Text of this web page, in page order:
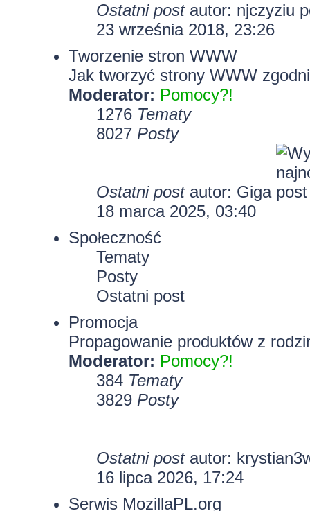
Ostatni postautor: njczyziu
23 września 2018, 23:26
Tworzenie stron WWW
Jak tworzyć strony WWW
Moderator: Pomocy?!
1276 Tematy
8027 Posty
Ostatni postautor: Giga
18 marca 2025, 03:40
Społeczność
Tematy
Posty
Ostatni post
Promocja
Propagowanie produktów z
Moderator: Pomocy?!
384 Tematy
3829 Posty
Ostatni postautor:
16 lipca 2026, 17:24
Serwis MozillaPL.org